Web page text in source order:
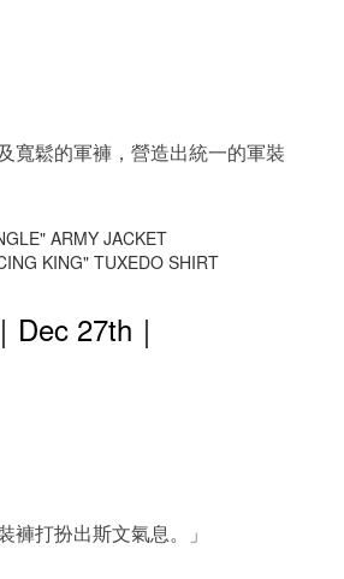
寬鬆的軍褲，營造出統一的軍裝
ARMY JACKET
KING" TUXEDO SHIRT
｜ Dec 27th ｜
褲打扮出斯文氣息。」